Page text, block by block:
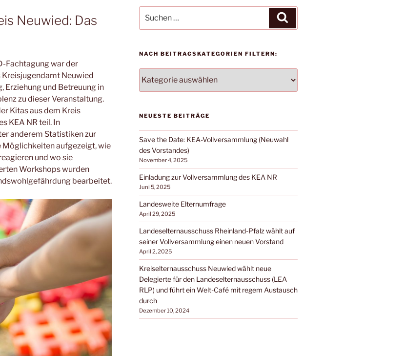
Neuwied: Das
Fachtagung war der
Kreisjugendamt Neuwied
Erziehung und Betreuung in
zu dieser Veranstaltung.
Kitas aus dem Kreis
KEA NR teil. In
anderem Statistiken zur
aufgezeigt, wie
und wo sie
Workshops wurden
bearbeitet.
nach:
NACH BEITRAGSKATEGORIEN FILTERN:
BEITRAGSKATEGORIEN
FILTERN:
NEUESTE BEITRÄGE
Save the Date: KEA-Vollversammlung (Neuwahl
des Vorstandes)
November 4, 2025
Einladung zur Vollversammlung des KEA NR
Juni 5, 2025
Landesweite Elternumfrage
April 29, 2025
Landeselternausschuss Rheinland-Pfalz wählt auf
seiner Vollversammlung einen neuen Vorstand
April 2, 2025
Kreiselternausschuss Neuwied wählt neue
Delegierte für den Landeselternausschuss (LEA
RLP) und führt ein Welt-Café mit regem Austausch
durch
Dezember 10, 2024